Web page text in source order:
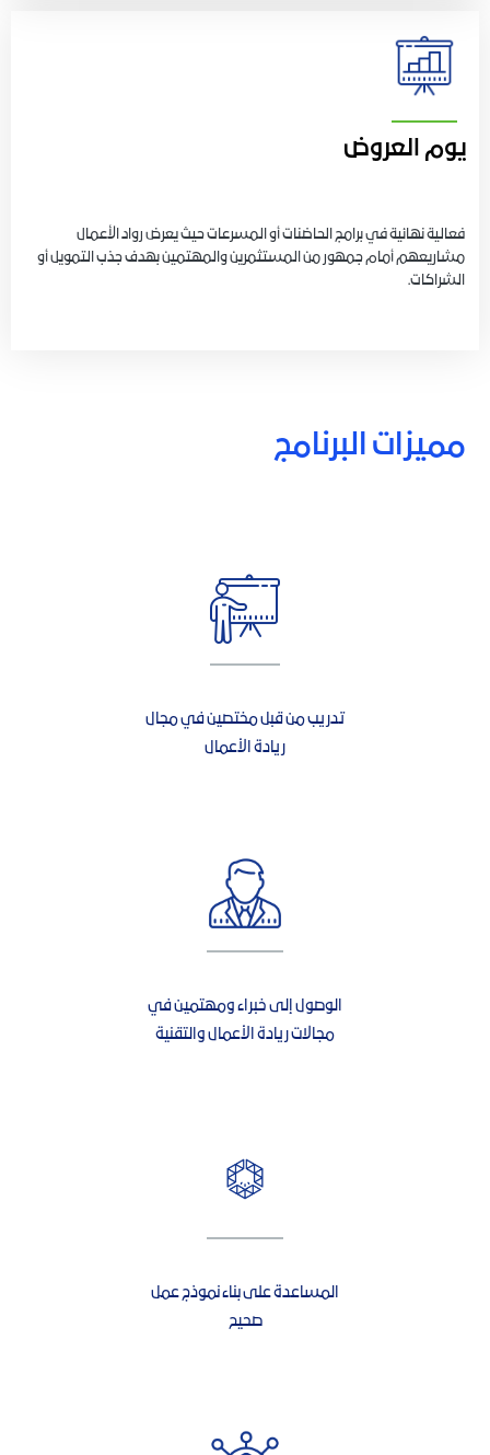
يوم العروض
فعالية نهائية في برامج الحاضنات أو المسرعات حيث يعرض رواد الأعمال
مشاريعهم أمام جمهور من المستثمرين والمهتمين بهدف جذب التمويل أو
الشراكات.
مميزات البرنامج
تدريب من قبل مختصين في مجال
ريادة الأعمال
الوصول إلى خبراء ومهتمين في
مجالات ريادة الأعمال والتقنية
المساعدة على بناء نموذج عمل
صحيح